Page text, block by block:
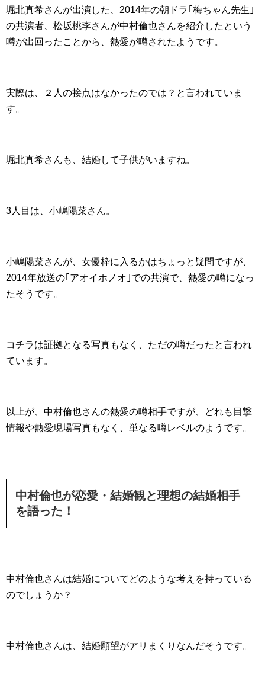
堀北真希さんが出演した、2014年の朝ドラ｢梅ちゃん先生｣
の共演者、松坂桃李さんが中村倫也さんを紹介したという
噂が出回ったことから、熱愛が噂されたようです。
実際は、２人の接点はなかったのでは？と言われていま
す。
堀北真希さんも、結婚して子供がいますね。
3人目は、小嶋陽菜さん。
小嶋陽菜さんが、女優枠に入るかはちょっと疑問ですが、
2014年放送の｢アオイホノオ｣での共演で、熱愛の噂になっ
たそうです。
コチラは証拠となる写真もなく、ただの噂だったと言われ
ています。
以上が、中村倫也さんの熱愛の噂相手ですが、どれも目撃
情報や熱愛現場写真もなく、単なる噂レベルのようです。
中村倫也が恋愛・結婚観と理想の結婚相手
を語った！
中村倫也さんは結婚についてどのような考えを持っている
のでしょうか？
中村倫也さんは、結婚願望がアリまくりなんだそうです。